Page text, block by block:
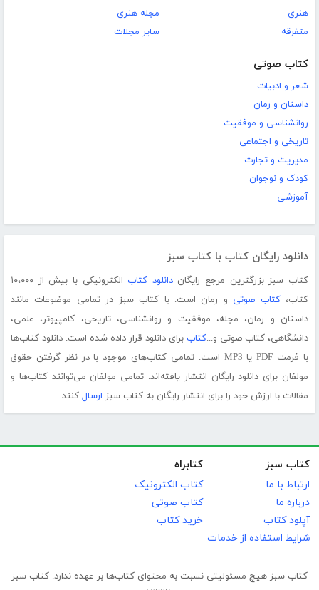
هنری
متفرقه
مجله هنری
سایر مجلات
کتاب صوتی
شعر و ادبیات
داستان و رمان
روانشناسی و موفقیت
تاریخی و اجتماعی
مدیریت و تجارت
کودک و نوجوان
آموزشی
دانلود رایگان کتاب با کتاب سبز
کتاب سبز بزرگترین مرجع رایگاندانلود کتاب
الکترونیکی با بیش از ۱۰،۰۰۰
کتاب،کتاب صوتی و رمان است. با کتاب سبز در تمامی موضوعات مانند
داستان و رمان، مجله، موفقیت و روانشناسی، تاریخی، کامپیوتر، علمی،
دانشگاهی، کتاب صوتی و...کتاب برای دانلود قرار داده شده است. دانلود کتاب‌ها
با فرمت PDF یا MP3 است. تمامی کتاب‌های موجود با در نظر گرفتن حقوق
مولفان برای دانلود رایگان انتشار یافته‌اند. تمامی مولفان می‌توانند کتاب‌ها و
مقالات با ارزش خود را برای انتشار رایگان به کتاب سبز ارسال کنند.
کتاب سبز
ارتباط با ما
درباره ما
آپلود کتاب
شرایط استفاده از خدمات
کتابراه
کتاب الکترونیک
کتاب صوتی
خرید کتاب
کتاب سبز هیچ مسئولیتی نسبت به محتوای کتاب‌ها بر عهده ندارد. کتاب سبز